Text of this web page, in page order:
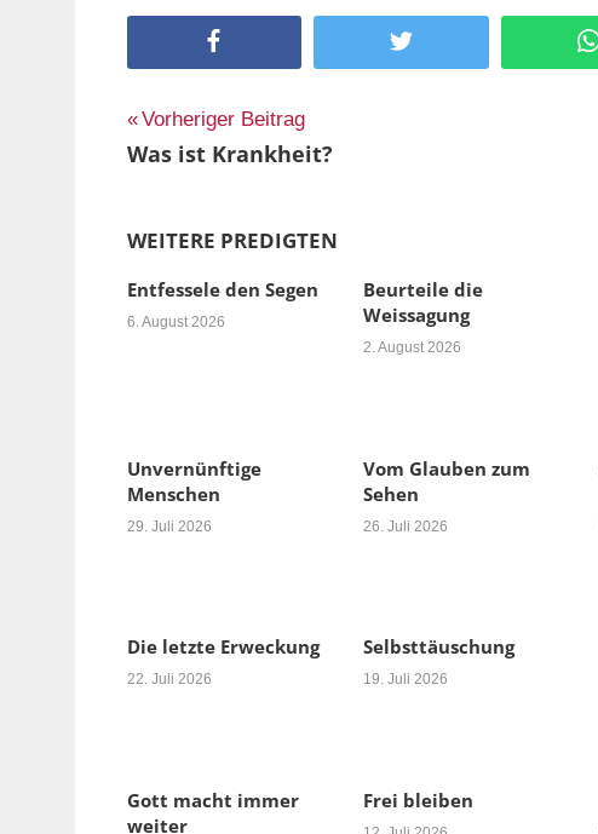
Twitter
Beitragsnavigation
Vorheriger Beitrag
Was ist Krankheit?
WEITERE PREDIGTEN
Entfessele den Segen
6. August 2026
Beurteile die
Weissagung
2. August 2026
Unvernünftige
Menschen
29. Juli 2026
Vom Glauben zum
Sehen
26. Juli 2026
Die letzte Erweckung
22. Juli 2026
Selbsttäuschung
19. Juli 2026
Gott macht immer
weiter
Frei bleiben